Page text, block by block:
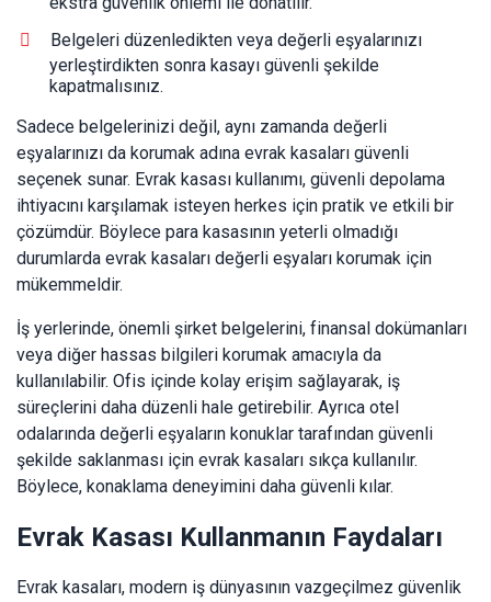
Belgeleri düzenledikten veya değerli eşyalarınızı
yerleştirdikten sonra kasayı güvenli şekilde
kapatmalısınız.
Sadece belgelerinizi değil, aynı zamanda değerli
eşyalarınızı da korumak adına evrak kasaları güvenli
seçenek sunar. Evrak kasası kullanımı, güvenli depolama
ihtiyacını karşılamak isteyen herkes için pratik ve etkili bir
çözümdür. Böylece para kasasının yeterli olmadığı
durumlarda evrak kasaları değerli eşyaları korumak için
mükemmeldir.
İş yerlerinde, önemli şirket belgelerini, finansal dokümanları
veya diğer hassas bilgileri korumak amacıyla da
kullanılabilir. Ofis içinde kolay erişim sağlayarak, iş
süreçlerini daha düzenli hale getirebilir. Ayrıca otel
odalarında değerli eşyaların konuklar tarafından güvenli
şekilde saklanması için evrak kasaları sıkça kullanılır.
Böylece, konaklama deneyimini daha güvenli kılar.
Evrak Kasası Kullanmanın Faydaları
Evrak kasaları, modern iş dünyasının vazgeçilmez güvenlik